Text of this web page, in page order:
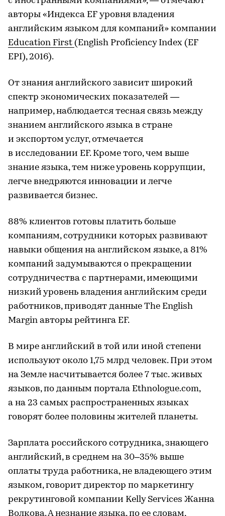
авторы «Индекса EF уровня владения
английским языком для компаний» компании
Education First (English Proficiency Index (EF
EPI), 2016).
От знания английского зависит широкий
спектр экономических показателей —
например, наблюдается тесная связь между
знанием английского языка в стране
и экспортом услуг, отмечается
в исследовании EF. Кроме того, чем выше
знание языка, тем ниже уровень коррупции,
легче внедряются инновации и легче
развивается бизнес.
88% клиентов готовы платить больше
компаниям, сотрудники которых развивают
навыки общения на английском языке, а 81%
компаний задумываются о прекращении
сотрудничества с партнерами, имеющими
низкий уровень владения английским среди
работников, приводят данные The English
Margin авторы рейтинга EF.
В мире английский в той или иной степени
используют около 1,75 млрд человек. При этом
на Земле насчитывается более 7 тыс. живых
языков, по данным портала Ethnologue.com,
а на 23 самых распространенных языках
говорят более половины жителей планеты.
Зарплата российского сотрудника, знающего
английский, в среднем на 30–35% выше
оплаты труда работника, не владеющего этим
языком, говорит директор по маркетингу
рекрутинговой компании Kelly Services Жанна
Волкова. А незнание языка, по ее словам,